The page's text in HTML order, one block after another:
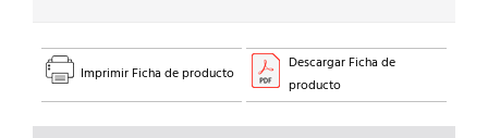
Imprimir Ficha de producto
Descargar Ficha de
producto